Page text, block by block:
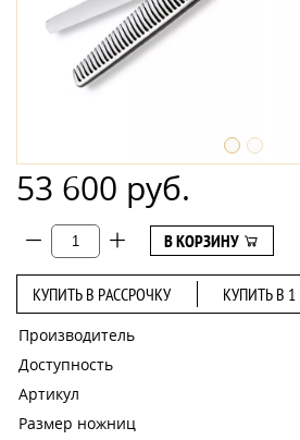
53 600 руб.
В КОРЗИНУ
КУПИТЬ В РАССРОЧКУ КУПИТЬ В
Производитель
Доступность
Артикул
Размер ножниц